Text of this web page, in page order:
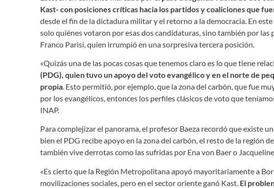
Kast- con posiciones críticas hacia los partidos y coaliciones que
desde el fin de la dictadura militar y el retorno a la democracia. En
solo quiénes votaron por esas dos candidaturas, sino también por las
Franco Parisi, quien irrumpió en una sorpresiva tercera posición.
«Quizás una de las pocas cosas que tenemos claro es lo que tiene
(PDG), quien tuvo un apoyo del voto evangélico y en el norte de
propia. Esto permitió, por ejemplo, que la zona del carbón, que fue
por los evangélicos, entonces los perfiles clásicos de voto que
INAP.
Para complejizar el panorama, el profesor Baeza recordó que existe
bien el PDG recibe apoyo en la zona del carbón, el resto de la región
también vive derrotas como las sufridas por Ena von Baer o
«Es cierto que la Región Metropolitana apoyó mayoritariamente a
movilizaciones sociales, pero en el sector oriente ganó Kast. El